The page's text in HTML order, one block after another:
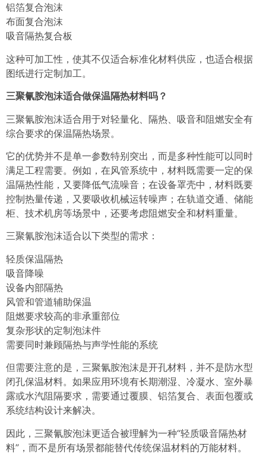
铝箔复合泡沫
布面复合泡沫
吸音隔热复合板
这种可加工性，使其不仅适合标准化材料供应，也适合根据
图纸进行定制加工。
三聚氰胺泡沫适合做保温隔热材料吗？
三聚氰胺泡沫适合用于对轻量化、隔热、吸音和阻燃安全有
综合要求的保温隔热场景。
它的优势并不是单一参数特别突出，而是多种性能可以同时
满足工程需要。例如，在风管系统中，材料既需要一定的保
温隔热性能，又要降低气流噪音；在设备罩壳中，材料既要
控制热量传递，又要吸收机械运转噪声；在轨道交通、储能
柜、技术机房等场景中，还要考虑阻燃安全和材料重量。
三聚氰胺泡沫适合以下类型的需求：
轻质保温隔热
吸音降噪
设备内部隔热
风管和管道辅助保温
阻燃要求较高的非承重部位
复杂形状的定制泡沫件
需要同时兼顾隔热与声学性能的系统
但需要注意的是，三聚氰胺泡沫是开孔材料，并不是防水型
闭孔保温材料。如果应用环境有长期潮湿、冷凝水、室外暴
露或水汽阻隔要求，需要通过覆膜、铝箔复合、表面包覆或
系统结构设计来解决。
因此，三聚氰胺泡沫更适合被理解为一种“轻质吸音隔热材
料”，而不是所有场景都能替代传统保温材料的万能材料。